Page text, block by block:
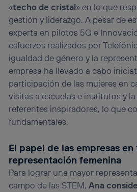
«techo de cristal» en lo que
gestión y liderazgo. A pesar de
experta en pilotos 5G e
esfuerzos realizados por
igualdad de género y la
empresa ha llevado a cabo
participación de las mujeres en
visitas a escuelas e institutos y
referentes inspiradores, lo que
fundamentales.
El papel de las empresas
representación femenina
Para lograr una mayor
campo de las STEM,Ana